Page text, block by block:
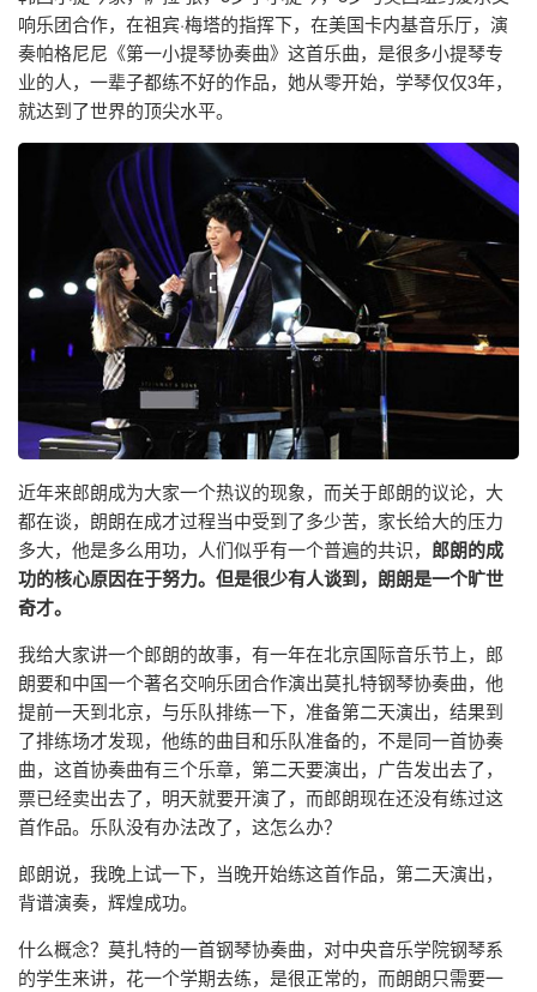
响乐团合作，在祖宾·梅塔的指挥下，在美国卡内基音乐厅，演
奏帕格尼尼《第一小提琴协奏曲》这首乐曲，是很多小提琴专
业的人，一辈子都练不好的作品，她从零开始，学琴仅仅3年，
就达到了世界的顶尖水平。
近年来郎朗成为大家一个热议的现象，而关于郎朗的议论，大
都在谈，朗朗在成才过程当中受到了多少苦，家长给大的压力
多大，他是多么用功，人们似乎有一个普遍的共识， 郎朗的成
功的核心原因在于努力。但是很少有人谈到，朗朗是一个旷世
奇才。
我给大家讲一个郎朗的故事，有一年在北京国际音乐节上，郎
朗要和中国一个著名交响乐团合作演出莫扎特钢琴协奏曲，他
提前一天到北京，与乐队排练一下，准备第二天演出，结果到
了排练场才发现，他练的曲目和乐队准备的，不是同一首协奏
曲，这首协奏曲有三个乐章，第二天要演出，广告发出去了，
票已经卖出去了，明天就要开演了，而郎朗现在还没有练过这
首作品。乐队没有办法改了，这怎么办？
郎朗说，我晚上试一下，当晚开始练这首作品，第二天演出，
背谱演奏，辉煌成功。
什么概念？莫扎特的一首钢琴协奏曲，对中央音乐学院钢琴系
的学生来讲，花一个学期去练，是很正常的，而朗朗只需要一